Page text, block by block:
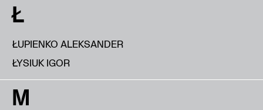
Ł
ŁUPIENKO ALEKSANDER
ŁYSIUK IGOR
M